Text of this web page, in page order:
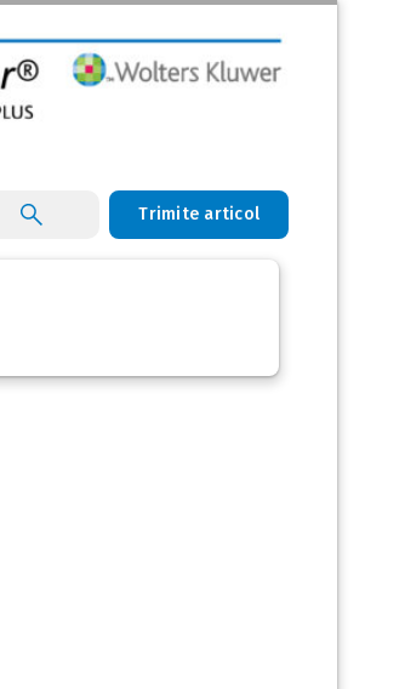
Trimite articol